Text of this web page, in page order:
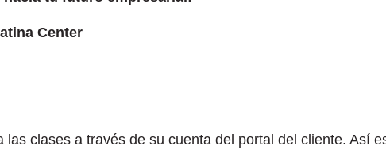
Center
las clases a través de su cuenta del portal del cliente. Así